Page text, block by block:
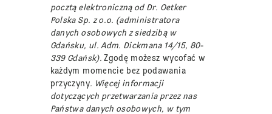
pocztą elektroniczną od Dr. Oetker
Polska Sp. z o.o. (administratora
danych osobowych z siedzibą w
Gdańsku, ul. Adm. Dickmana 14/15, 80-
339 Gdańsk).Zgodę możesz wycofać w
każdym momencie bez podawania
przyczyny. Więcej informacji
dotyczących przetwarzania przez nas
Państwa danych osobowych, w tym